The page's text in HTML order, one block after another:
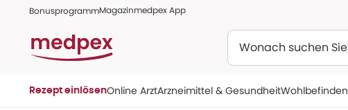
BonusprogrammMagazinmedpex App
Rezept einlösenOnline ArztArzneimittel & GesundheitWohlbefinden